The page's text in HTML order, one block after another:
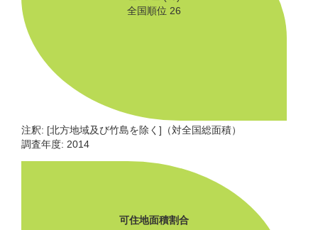
全国順位 26
注釈: [北方地域及び竹島を除く]（対全国総面積）
調査年度: 2014
可住地面積割合